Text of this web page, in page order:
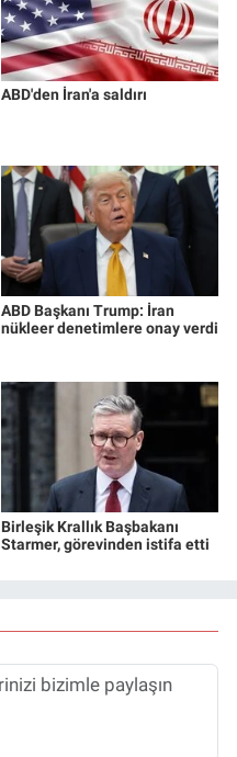
ABD'den İran'a saldırı
ABD Başkanı Trump: İran
nükleer denetimlere onay verdi
Birleşik Krallık Başbakanı
Starmer, görevinden istifa etti